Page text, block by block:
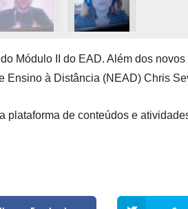
Módulo II do EAD. Além dos
à Distância (NEAD) Chris
de conteúdos e